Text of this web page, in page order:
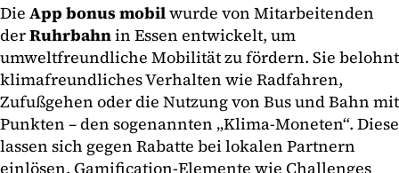
Die App bonus mobilwurde von Mitarbeitenden
derRuhrbahnin Essen entwickelt, um
umweltfreundliche Mobilität zu fördern. Sie belohnt
klimafreundliches Verhalten wie Radfahren,
Zufußgehen oder die Nutzung von Bus und Bahn mit
Punkten – den sogenannten „Klima-Moneten“. Diese
lassen sich gegen Rabatte bei lokalen Partnern
einlösen. Gamification-Elemente wie Challenges